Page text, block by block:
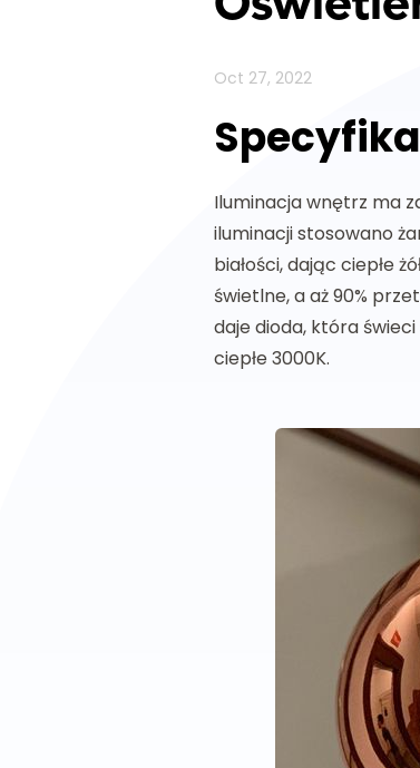
Oct 27, 2022
Iluminacja wnętrz ma
iluminacji stosowano
białości, dając ciepłe
świetlne, a aż 90%
daje dioda, która
ciepłe 3000K.